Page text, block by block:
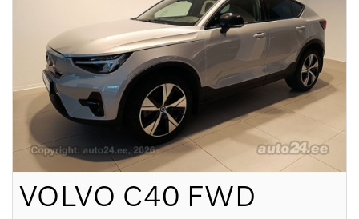
VOLVO C40 FWD